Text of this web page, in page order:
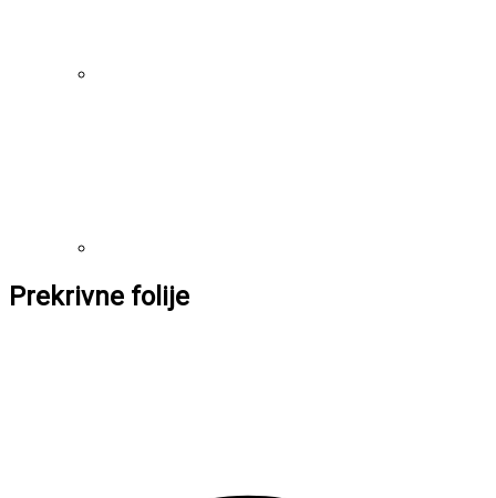
Prekrivne folije